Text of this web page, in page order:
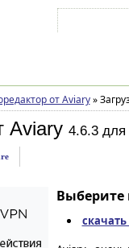
от Aviary »
Aviary 4.6.3 для
Выберите